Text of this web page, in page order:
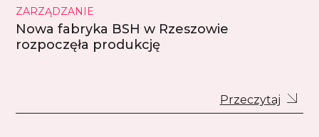
ZARZĄDZANIE
Nowa fabryka BSH w Rzeszowie
rozpoczęła produkcję
Przeczytaj